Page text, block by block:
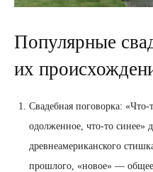
Популярные
их
Свадебная поговорка: «Что-
одолженное, что-то синее»
древнеамериканского
прошлого, «новое» — общее